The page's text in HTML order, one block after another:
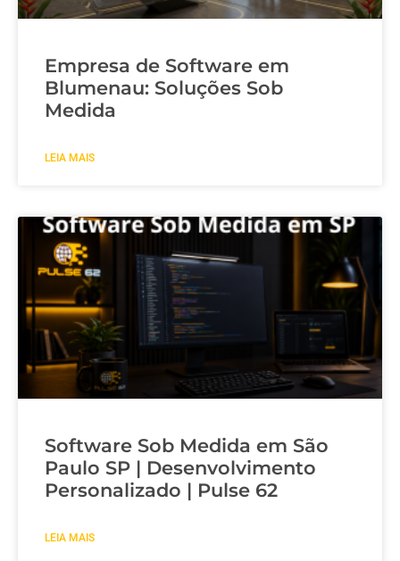
Empresa de Software em
Blumenau: Soluções Sob
Medida
LEIA MAIS
Software Sob Medida em São
Paulo SP | Desenvolvimento
Personalizado | Pulse 62
LEIA MAIS